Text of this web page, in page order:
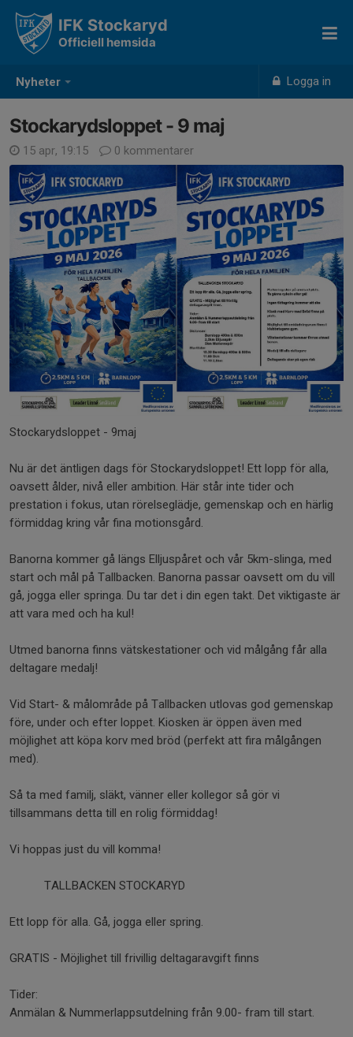
Nyheter Logga in
IFK Stockaryd
Officiell hemsida
Stockarydsloppet - 9 maj
15 apr, 19:15 0 kommentarer
Stockarydsloppet - 9maj
Nu är det äntligen dags för Stockarydsloppet! Ett lopp för alla,
oavsett ålder, nivå eller ambition. Här står inte tider och
prestation i fokus, utan rörelseglädje, gemenskap och en härlig
förmiddag kring vår fina motionsgård.
Banorna kommer gå längs Elljuspåret och vår 5km-slinga, med
start och mål på Tallbacken. Banorna passar oavsett om du vill
gå, jogga eller springa. Du tar det i din egen takt. Det viktigaste är
att vara med och ha kul!
Utmed banorna finns vätskestationer och vid målgång får alla
deltagare medalj!
Vid Start- & målområde på Tallbacken utlovas god gemenskap
före, under och efter loppet. Kiosken är öppen även med
möjlighet att köpa korv med bröd (perfekt att fira målgången
med).
Så ta med familj, släkt, vänner eller kollegor så gör vi
tillsammans detta till en rolig förmiddag!
Vi hoppas just du vill komma!
TALLBACKEN STOCKARYD
Ett lopp för alla. Gå, jogga eller spring.
GRATIS - Möjlighet till frivillig deltagaravgift finns
Tider:
Anmälan & Nummerlappsutdelning från 9.00- fram till start.